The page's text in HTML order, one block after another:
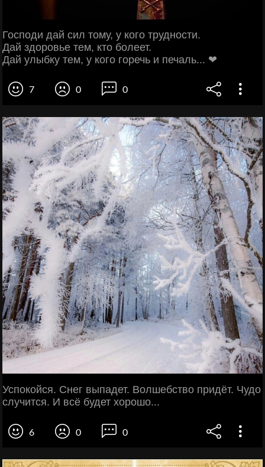
Господи дай сил тому, у кого трудности.
Дай здоровье тем, кто болеет.
Дай улыбку тем, у кого горечь и печаль... ❤
7 0 0
Успокойся. Снег выпадет. Волшебство придёт. Чудо
случится. И всё будет хорошо...
6 0 0